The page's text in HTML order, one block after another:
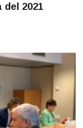
del 2021